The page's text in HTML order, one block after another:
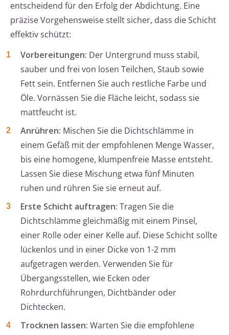
entscheidend für den Erfolg der Abdichtung. Eine
präzise Vorgehensweise stellt sicher, dass die Schicht
effektiv schützt:
Vorbereitungen: Der Untergrund muss stabil,
sauber und frei von losen Teilchen, Staub sowie
Fett sein. Entfernen Sie auch restliche Farbe und
Öle. Vornässen Sie die Fläche leicht, sodass sie
mattfeucht ist.
Anrühren: Mischen Sie die Dichtschlämme in
einem Gefäß mit der empfohlenen Menge Wasser,
bis eine homogene, klumpenfreie Masse entsteht.
Lassen Sie diese Mischung etwa fünf Minuten
ruhen und rühren Sie sie erneut auf.
Erste Schicht auftragen: Tragen Sie die
Dichtschlämme gleichmäßig mit einem Pinsel,
einer Rolle oder einer Kelle auf. Diese Schicht sollte
lückenlos und in einer Dicke von 1-2 mm
aufgetragen werden. Verwenden Sie für
Übergangsstellen, wie Ecken oder
Rohrdurchführungen, Dichtbänder oder
Dichtecken.
Trocknen lassen: Warten Sie die empfohlene